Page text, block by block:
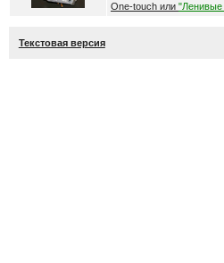
One-touch или "Ленивые
Текстовая версия